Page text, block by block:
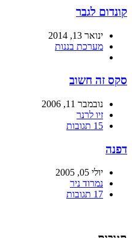
קונדום לגבר
ינואר 13, 2014
מערכת בננות
סקס זה חשוב
נובמבר 11, 2006
זיו לרנר
15 תגובות
דפנה
יולי 05, 2005
נמרוד ניר
17 תגובות